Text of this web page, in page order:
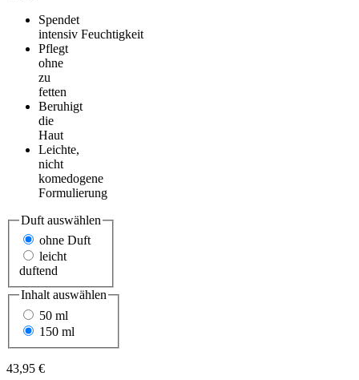
Spendet
intensiv Feuchtigkeit
Pflegt
ohne
zu
fetten
Beruhigt
die
Haut
Leichte,
nicht
komedogene
Formulierung
Duft auswählen
ohne Duft
leicht
duftend
Inhaltauswählen
50 ml
150 ml
43,95 €